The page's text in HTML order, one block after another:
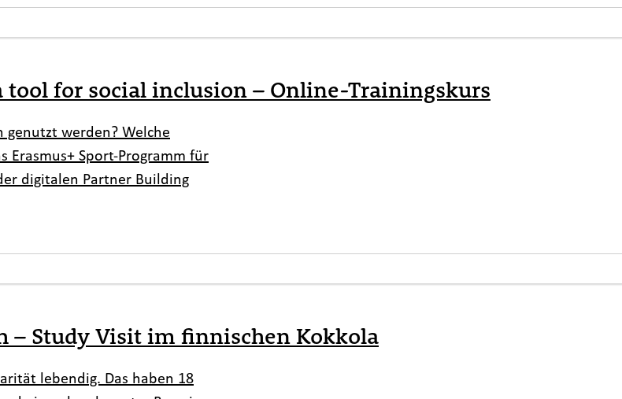
for social inclusion – Online-Trainingskurs
werden? Welche
Sport-Programm für
digitalen Partner Building
– Study Visit im finnischen Kokkola
lebendig. Das haben 18